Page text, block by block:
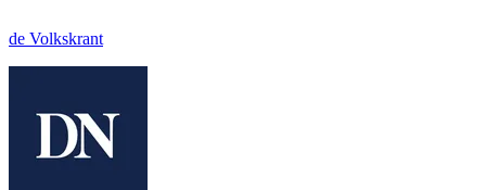
de Volkskrant